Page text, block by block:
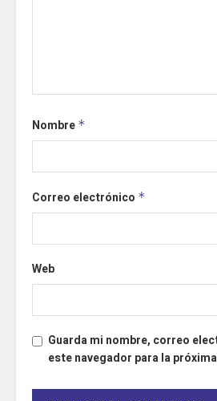
Nombre *
Correo electrónico *
Web
Guarda mi nombre, correo
este navegador para la